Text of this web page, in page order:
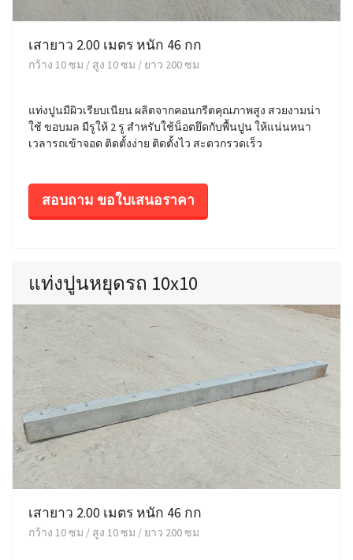
เสายาว 2.00 เมตร หนัก 46 กก
กว้าง 10 ซม / สูง 10 ซม / ยาว 200 ซม
แท่งปูนมีผิวเรียบเนียน ผลิตจากคอนกรีตคุณภาพสูง สวยงามน่า
ใช้ ขอบมล มีรูให้ 2 รู สำหรับใช้น็อตยึดกับพื้นปูน ให้แน่นหนา
เวลารถเข้าจอด ติดตั้งง่าย ติดตั้งไว สะดวกรวดเร็ว
สอบถาม ขอใบเสนอราคา
แท่งปูนหยุดรถ 10x10
เสายาว 2.00 เมตร หนัก 46 กก
กว้าง 10 ซม / สูง 10 ซม / ยาว 200 ซม